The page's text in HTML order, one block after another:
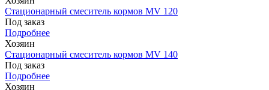
Стационарный смеситель кормов MV 120
Под заказ
Подробнее
Хозяин
Стационарный смеситель кормов MV 140
Под заказ
Подробнее
Хозяин